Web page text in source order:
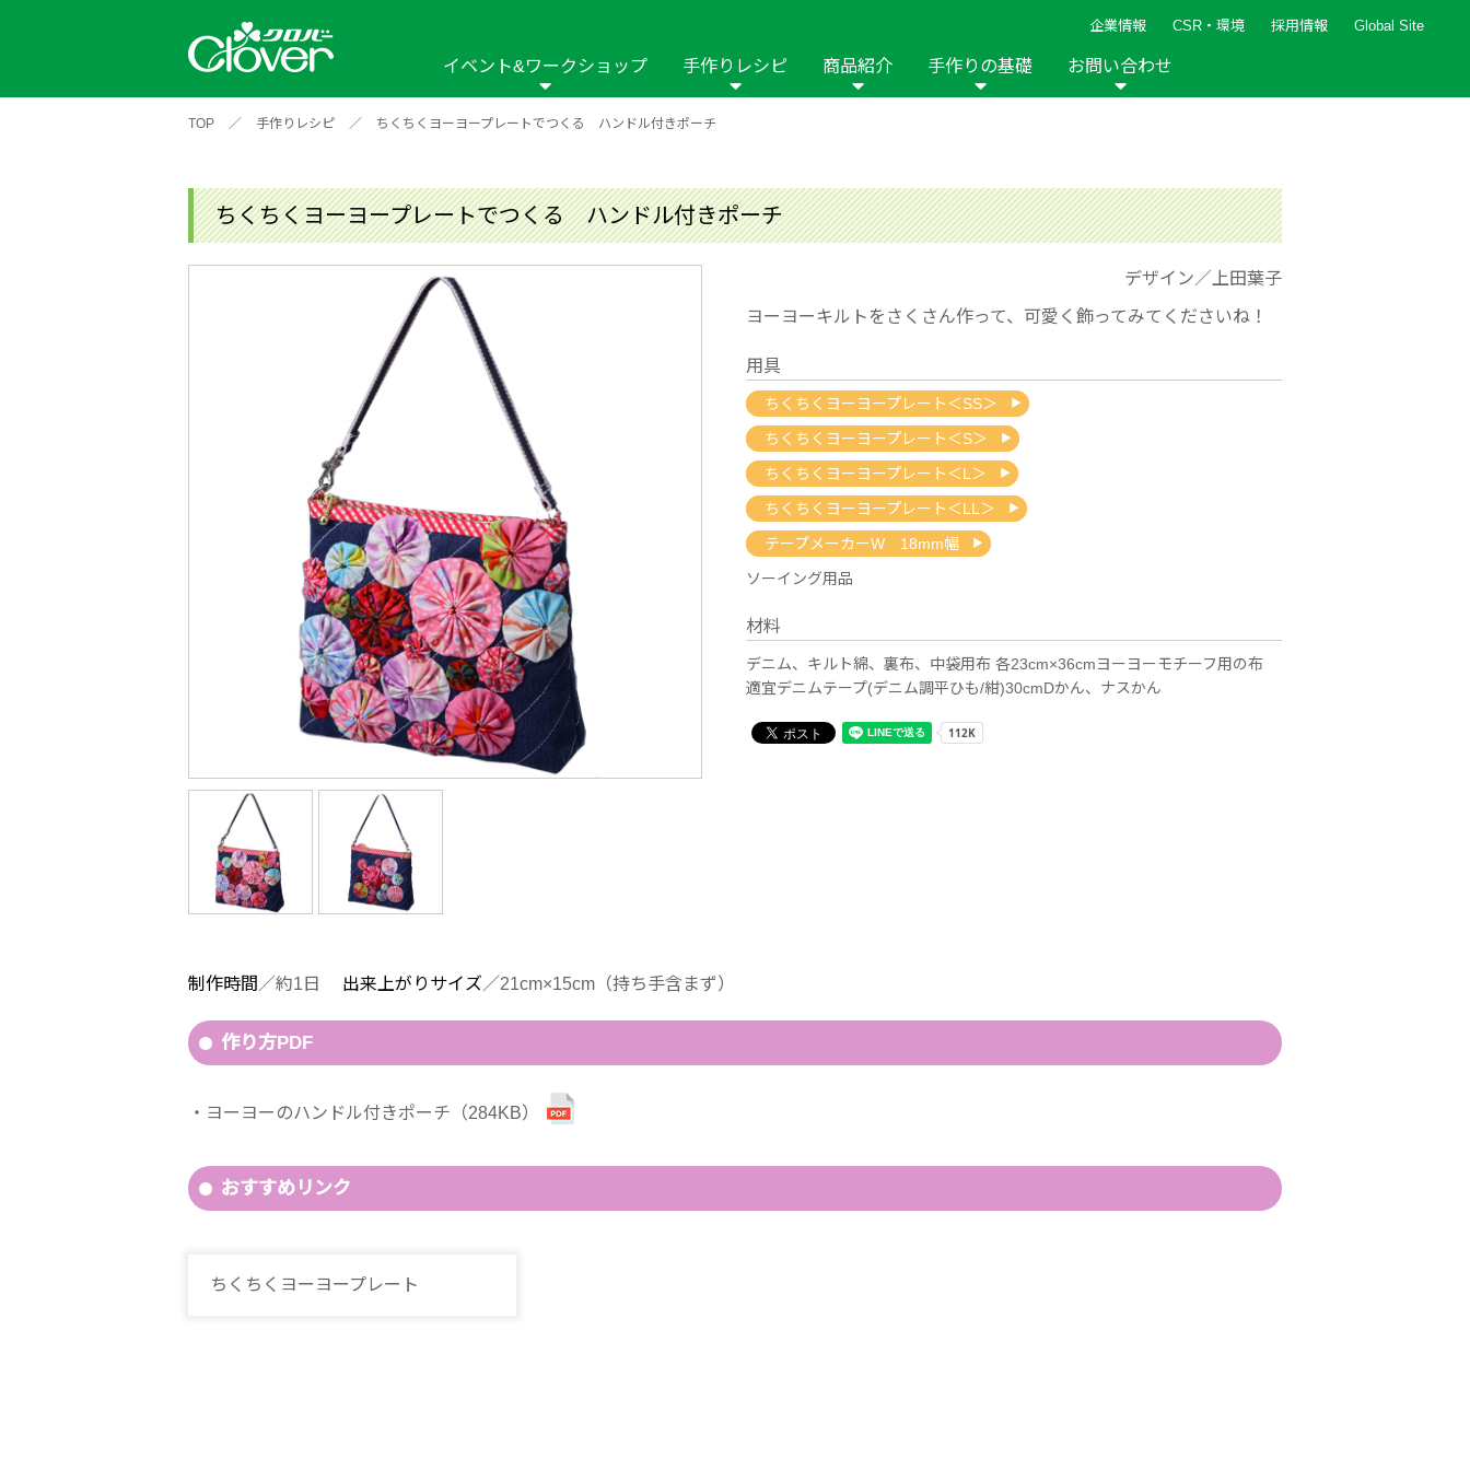
企業情報 CSR・環境 採用情報 Global Site
イベント&ワークショップ
ワークショップ
2024年
2018年 2016年 2015年 2014年 2013年
手作りレシピ
アイテムから探す ソーイング パッチワーク・キルト
布の手芸
羊毛の手芸 刺しゅう
編み物 インテリア
その他
人気レシピ
商品紹介
新商品一覧 縫い針 ソーイング用品 はさみ ソーメニュ パッチワーク・キルト 手芸用品 編み針
編み物用品 インテリア 補修用品 ホビー材料・キット 作品本 おなまえつけグッズ ペーパークラフト
クロバーモチーフ ポルトボヌール
手作りの基礎 お問い合わせ
TOP ／ 手作りレシピ ／ ちくちくヨーヨープレートでつくる ハンドル付きポーチ
ちくちくヨーヨープレートでつくる ハンドル付きポーチ
デザイン／上田葉子
ヨーヨーキルトをさくさん作って、可愛く飾ってみてくださいね！
用具
ちくちくヨーヨープレート＜SS＞
ちくちくヨーヨープレート＜S＞
ちくちくヨーヨープレート＜L＞
ちくちくヨーヨープレート＜LL＞
テープメーカーW 18mm幅
ソーイング用品
材料
デニム、キルト綿、裏布、中袋用布 各23cm×36cmヨーヨーモチーフ用の布
適宜デニムテープ(デニム調平ひも/紺)30cmDかん、ナスかん
制作時間 ／約1日 出来上がりサイズ／21cm×15cm（持ち手含まず）
作り方PDF
ヨーヨーのハンドル付きポーチ（284KB）
おすすめリンク
ちくちくヨーヨープレート